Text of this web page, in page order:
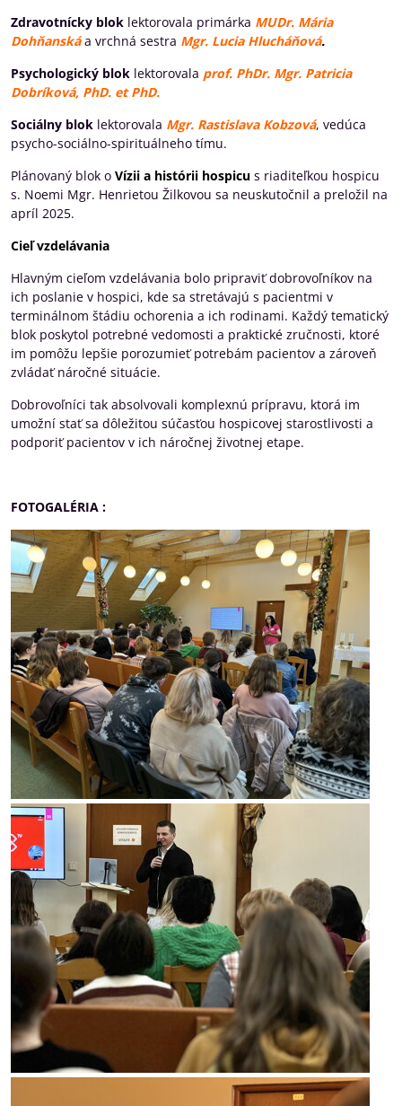
Zdravotnícky blok lektorovala primárka MUDr. Mária
Dohňanská a vrchná sestra Mgr. Lucia Hlucháňová.
Psychologický blok lektorovala prof. PhDr. Mgr. Patricia
Dobríková, PhD. et PhD.
Sociálny blok lektorovala Mgr. Rastislava Kobzová, vedúca
psycho-sociálno-spirituálneho tímu.
Plánovaný blok o Vízii a histórii hospicu s riaditeľkou hospicu
s. Noemi Mgr. Henrietou Žilkovou sa neuskutočnil a preložil na
apríl 2025.
Cieľ vzdelávania
Hlavným cieľom vzdelávania bolo pripraviť dobrovoľníkov na
ich poslanie v hospici, kde sa stretávajú s pacientmi v
terminálnom štádiu ochorenia a ich rodinami. Každý tematický
blok poskytol potrebné vedomosti a praktické zručnosti, ktoré
im pomôžu lepšie porozumieť potrebám pacientov a zároveň
zvládať náročné situácie.
Dobrovoľníci tak absolvovali komplexnú prípravu, ktorá im
umožní stať sa dôležitou súčasťou hospicovej starostlivosti a
podporiť pacientov v ich náročnej životnej etape.
FOTOGALÉRIA :